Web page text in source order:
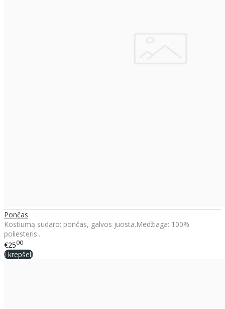
Pončas
Kostiumą sudaro: pončas, galvos juosta.Medžiaga: 100%
poliesteris..
€2500
Į krepšelį